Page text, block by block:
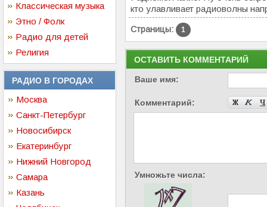
Классическая музыка
Этно / Фолк
Радио для детей
Религия
РАДИО В ГОРОДАХ
Москва
Санкт-Петербург
Новосибирск
Екатеринбург
Нижний Новгород
Самара
Казань
кто улавливает радиоволны
Страницы: 1
ОСТАВИТЬ КОММЕНТАРИЙ
Ваше имя:
Комментарий:
Умножьте числа: